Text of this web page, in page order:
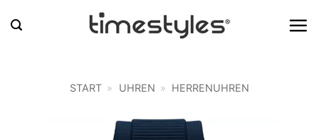
Inhalt
START » UHREN » HERRENUHREN